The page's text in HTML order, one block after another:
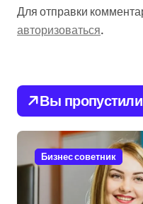
Для отправки
авторизоваться.
Вы пропустили
Бизнес советник